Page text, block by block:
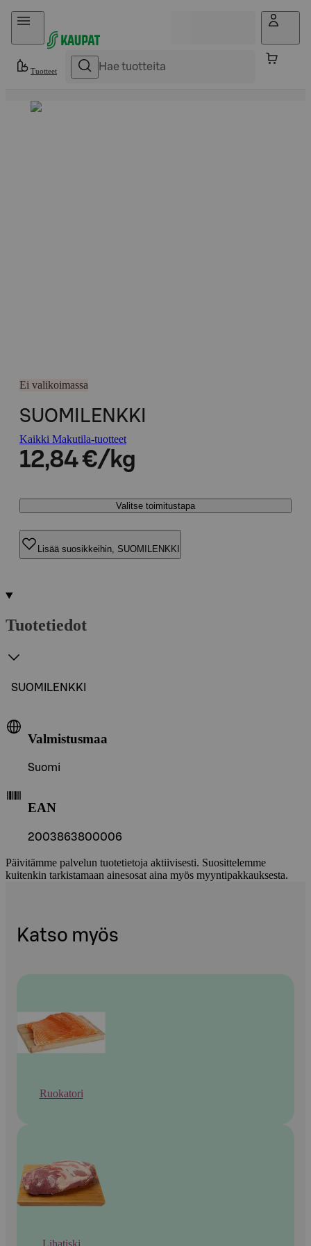
Hyppää sisältöön
Tuotteet
Ei valikoimassa
SUOMILENKKI
Kaikki Makutila-tuotteet
12,84 €/kg
Valitse toimitustapa
Lisää suosikkeihin, SUOMILENKKI
Tuotetiedot
SUOMILENKKI
Valmistusmaa
Suomi
EAN
2003863800006
Päivitämme palvelun tuotetietoja aktiivisesti. Suosittelemme
kuitenkin tarkistamaan ainesosat aina myös myyntipakkauksesta.
Katso myös
Ruokatori
Lihatiski